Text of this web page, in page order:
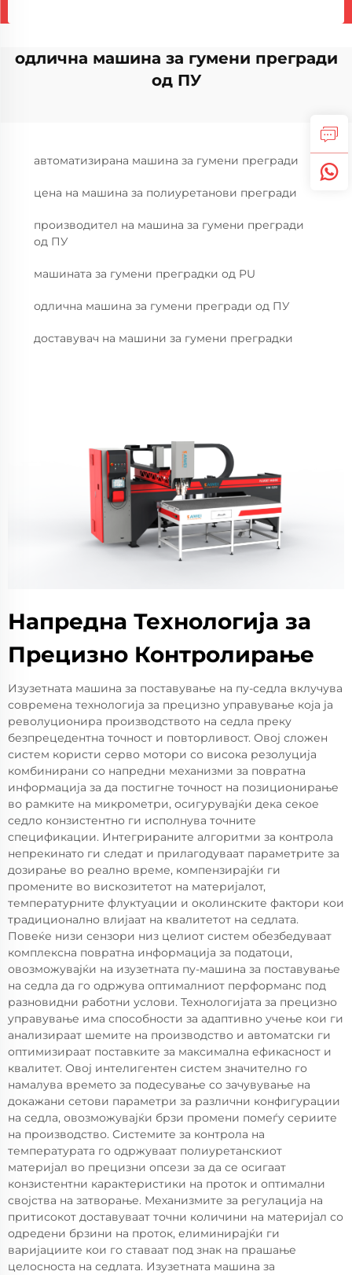
одлична машина за гумени прегради
од ПУ
автоматизирана машина за гумени прегради
цена на машина за полиуретанови прегради
производител на машина за гумени прегради
од ПУ
машината за гумени преградки од PU
одлична машина за гумени прегради од ПУ
доставувач на машини за гумени преградки
Напредна Технологија за
Прецизно Контролирање
Изузетната машина за поставување на пу-седла вклучува
современа технологија за прецизно управување која ја
револуционира производството на седла преку
безпрецедентна точност и повторливост. Овој сложен
систем користи серво мотори со висока резолуција
комбинирани со напредни механизми за повратна
информација за да постигне точност на позиционирање
во рамките на микрометри, осигурувајќи дека секое
седло конзистентно ги исполнува точните
спецификации. Интегрираните алгоритми за контрола
непрекинато ги следат и прилагодуваат параметрите за
дозирање во реално време, компензирајќи ги
промените во вискозитетот на материјалот,
температурните флуктуации и околинските фактори кои
традиционално влијаат на квалитетот на седлата.
Повеќе низи сензори низ целиот систем обезбедуваат
комплексна повратна информација за податоци,
овозможувајќи на изузетната пу-машина за поставување
на седла да го одржува оптималниот перформанс под
разновидни работни услови. Технологијата за прецизно
управување има способности за адаптивно учење кои ги
анализираат шемите на производство и автоматски ги
оптимизираат поставките за максимална ефикасност и
квалитет. Овој интелигентен систем значително го
намалува времето за подесување со зачувување на
докажани сетови параметри за различни конфигурации
на седла, овозможувајќи брзи промени помеѓу сериите
на производство. Системите за контрола на
температурата го одржуваат полиуретанскиот
материјал во прецизни опсези за да се осигаат
конзистентни карактеристики на проток и оптимални
својства на затворање. Механизмите за регулација на
притисокот доставуваат точни количини на материјал со
одредени брзини на проток, елиминирајќи ги
варијациите кои го ставаат под знак на прашање
целосноста на седлата. Изузетната машина за